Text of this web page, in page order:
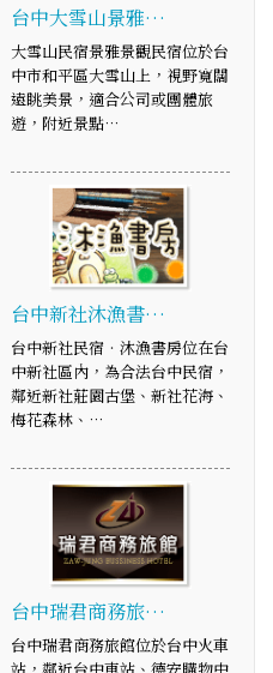
台中大雪山景雅…
大雪山民宿景雅景觀民宿位於台
中市和平區大雪山上，視野寬闊
遠眺美景，適合公司或團體旅
遊，附近景點…
台中新社沐漁書…
台中新社民宿‧沐漁書房位在台
中新社區內，為合法台中民宿，
鄰近新社莊園古堡、新社花海、
梅花森林、…
台中瑞君商務旅…
台中瑞君商務旅館位於台中火車